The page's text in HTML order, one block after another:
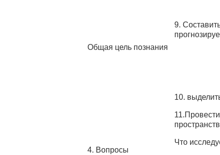
Общая цель познания
9.
4. Вопросы
10.
Что